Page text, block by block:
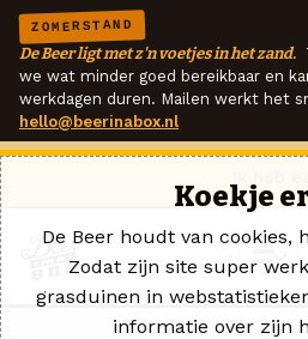
ZOMERSTAND
De Beer ligt met z'n voetjes in het zand.
we wat minder goed bereikbaar en
werkdagen duren. Mailen werkt het
hello@beerinabox.nl
Koekje
De Beer houdt van cookies,
Zodat zijn site super
grasduinen in
informatie over zijn